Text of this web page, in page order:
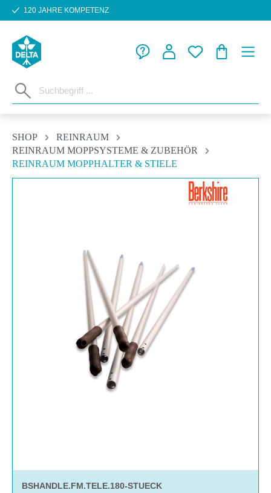
Zum Hauptinhalt springen
120 JAHRE KOMPETENZ
SHOP
REINRAUM
REINRAUM MOPPSYSTEME & ZUBEHÖR
REINRAUM MOPPHALTER & STIELE
BSHANDLE.FM.TELE.180-STUECK